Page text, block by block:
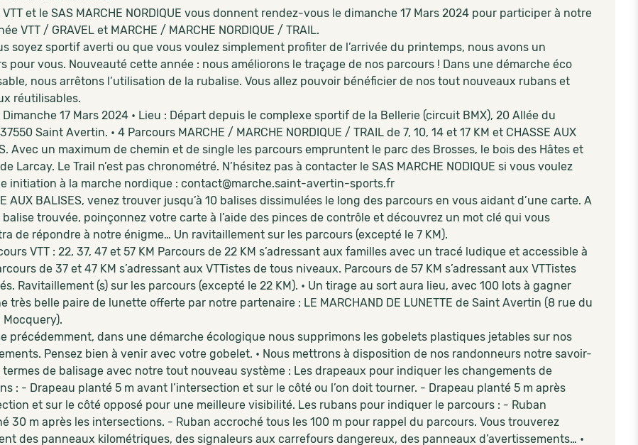
VTT et le SAS MARCHE NORDIQUE vous donnent rendez-vous le dimanche 17 Mars 2024 pour participer à notre
VTT / GRAVEL et MARCHE / MARCHE NORDIQUE / TRAIL.
soyez sportif averti ou que vous voulez simplement profiter de l’arrivée du printemps, nous avons un
pour vous. Nouveauté cette année : nous améliorons le traçage de nos parcours ! Dans une démarche éco
nous arrêtons l’utilisation de la rubalise. Vous allez pouvoir bénéficier de nos tout nouveaux rubans et
réutilisables.
Dimanche 17 Mars 2024 • Lieu : Départ depuis le complexe sportif de la Bellerie (circuit BMX), 20 Allée du
Saint Avertin. • 4 Parcours MARCHE / MARCHE NORDIQUE / TRAIL de 7, 10, 14 et 17 KM et CHASSE AUX
Avec un maximum de chemin et de single les parcours empruntent le parc des Brosses, le bois des Hâtes et
Larcay. Le Trail n’est pas chronométré. N’hésitez pas à contacter le SAS MARCHE NODIQUE si vous voulez
initiation à la marche nordique : contact@marche.saint-avertin-sports.fr
AUX BALISES, venez trouver jusqu’à 10 balises dissimulées le long des parcours en vous aidant d’une carte. A
trouvée, poinçonnez votre carte à l’aide des pinces de contrôle et découvrez un mot clé qui vous
de répondre à notre énigme… Un ravitaillement sur les parcours (excepté le 7 KM).
VTT : 22, 37, 47 et 57 KM Parcours de 22 KM s’adressant aux familles avec un tracé ludique et accessible à
de 37 et 47 KM s’adressant aux VTTistes de tous niveaux. Parcours de 57 KM s’adressant aux VTTistes
Ravitaillement (s) sur les parcours (excepté le 22 KM). • Un tirage au sort aura lieu, avec 100 lots à gagner
très belle paire de lunette offerte par notre partenaire : LE MARCHAND DE LUNETTE de Saint Avertin (8 rue du
Mocquery).
précédemment, dans une démarche écologique nous supprimons les gobelets plastiques jetables sur nos
Pensez bien à venir avec votre gobelet. • Nous mettrons à disposition de nos randonneurs notre savoir-
de balisage avec notre tout nouveau système : Les drapeaux pour indiquer les changements de
: - Drapeau planté 5 m avant l’intersection et sur le côté ou l’on doit tourner. - Drapeau planté 5 m après
et sur le côté opposé pour une meilleure visibilité. Les rubans pour indiquer le parcours : - Ruban
30 m après les intersections. - Ruban accroché tous les 100 m pour rappel du parcours. Vous trouverez
des panneaux kilométriques, des signaleurs aux carrefours dangereux, des panneaux d’avertissements… •